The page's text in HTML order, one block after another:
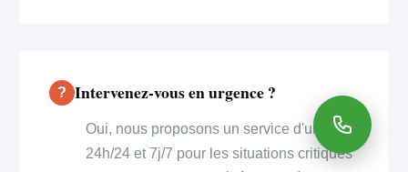
Intervenez-vous en urgence ?
Oui, nous proposons un service d'urgence
24h/24 et 7j/7 pour les situations critiques